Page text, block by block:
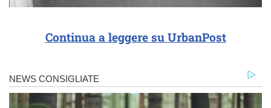
Continua a leggere su UrbanPost